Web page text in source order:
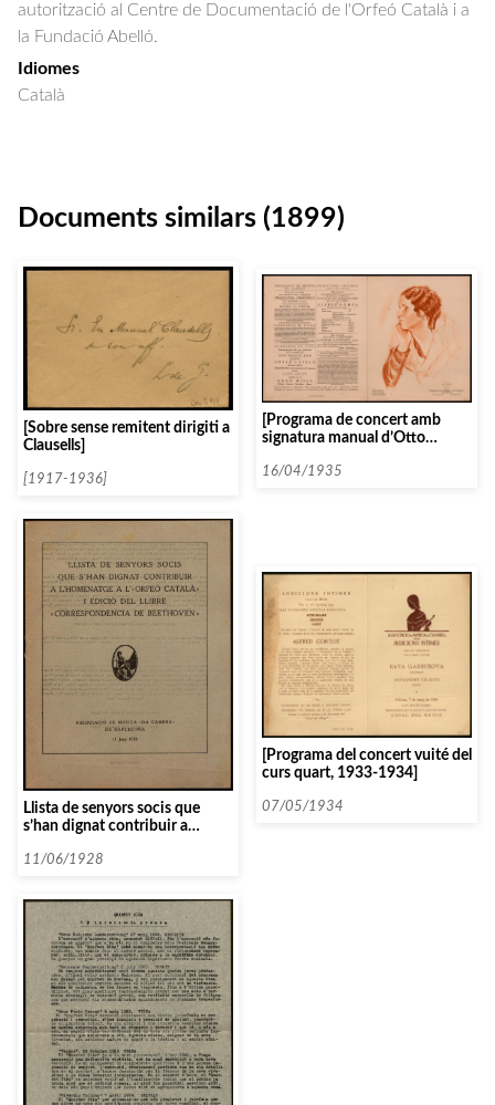
autorització al Centre de Documentació de l'Orfeó Català i a
la Fundació Abelló.
Idiomes
Català
Documents similars (1899)
[Sobre sense remitent dirigiti a
Clausells]
[1917-1936]
[Programa de concert amb
signatura manual d’Otto
16/04/1935
Llista de senyors socis que
s’han dignat contribuir a
edició del llibre
Beethoven».
11/06/1928
[Programa del concert vuité del
curs quart, 1933-1934]
07/05/1934